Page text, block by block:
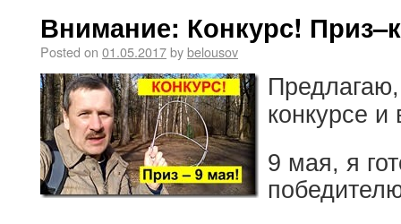
Внимание: Конкурс!
Posted on 01.05.2017bybelousov
Предлагаю,
конкурсе и
9 мая, я